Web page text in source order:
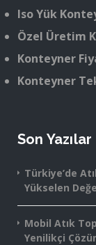
Iso Yük
Özel Üretim
Konteyner
Konteyner
Son Yazılar
Türkiye’de
Yükselen
Mobil Atık
Yenilikçi